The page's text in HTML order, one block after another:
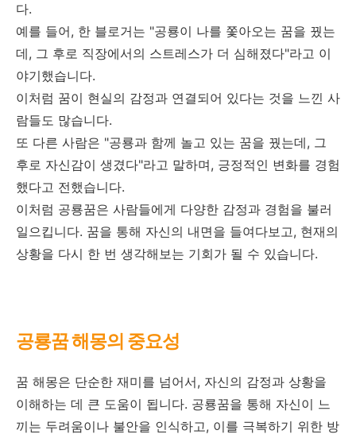
다.
예를 들어, 한 블로거는 "공룡이 나를 쫓아오는 꿈을 꿨는
데, 그 후로 직장에서의 스트레스가 더 심해졌다"라고 이
야기했습니다.
이처럼 꿈이 현실의 감정과 연결되어 있다는 것을 느낀 사
람들도 많습니다.
또 다른 사람은 "공룡과 함께 놀고 있는 꿈을 꿨는데, 그
후로 자신감이 생겼다"라고 말하며, 긍정적인 변화를 경험
했다고 전했습니다.
이처럼 공룡꿈은 사람들에게 다양한 감정과 경험을 불러
일으킵니다. 꿈을 통해 자신의 내면을 들여다보고, 현재의
상황을 다시 한 번 생각해보는 기회가 될 수 있습니다.
공룡꿈 해몽의 중요성
꿈 해몽은 단순한 재미를 넘어서, 자신의 감정과 상황을
이해하는 데 큰 도움이 됩니다. 공룡꿈을 통해 자신이 느
끼는 두려움이나 불안을 인식하고, 이를 극복하기 위한 방